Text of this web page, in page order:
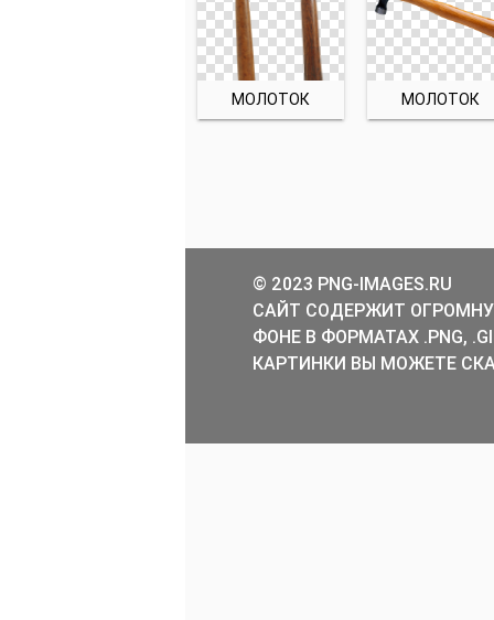
МОЛОТОК МОЛОТОК
© 2023 PNG-IMAGES.RU
САЙТ СОДЕРЖИТ
ФОНЕ В ФОРМАТАХ .PNG,
КАРТИНКИ ВЫ МОЖЕТЕ